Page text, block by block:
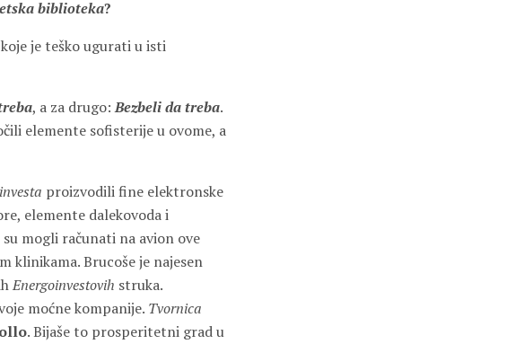
biblioteka?
je teško ugurati u isti
, a za drugo:Bezbeli da treba.
elemente sofisterije u ovome, a
proizvodili fine elektronske
elemente dalekovoda i
mogli računati na avion ove
klinikama. Brucoše je najesen
Energoinvestovih struka.
moćne kompanije. Tvornica
. Bijaše to prosperitetni grad u